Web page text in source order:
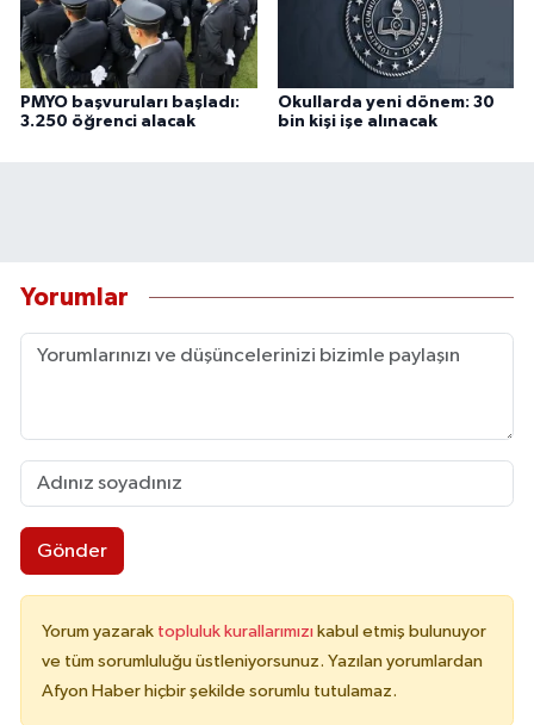
PMYO başvuruları başladı:
3.250 öğrenci alacak
Okullarda yeni dönem: 30
bin kişi işe alınacak
Yorumlar
Gönder
Yorum yazarak topluluk kurallarımızı kabul etmiş bulunuyor
ve tüm sorumluluğu üstleniyorsunuz. Yazılan yorumlardan
Afyon Haber hiçbir şekilde sorumlu tutulamaz.